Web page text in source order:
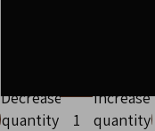
Decrease
quantity
Increase
quantity